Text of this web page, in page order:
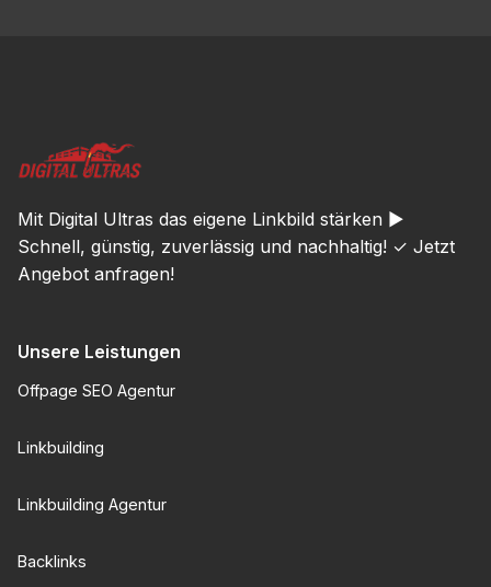
Mit Digital Ultras das eigene Linkbild stärken ►
Schnell, günstig, zuverlässig und nachhaltig! ✓ Jetzt
Angebot anfragen!
Unsere Leistungen
Offpage SEO Agentur
Linkbuilding
Linkbuilding Agentur
Backlinks